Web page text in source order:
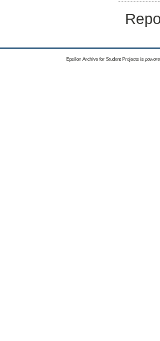
Epsilon Archive for Student Projects is